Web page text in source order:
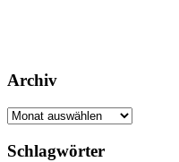
Archiv
Archiv
Schlagwörter